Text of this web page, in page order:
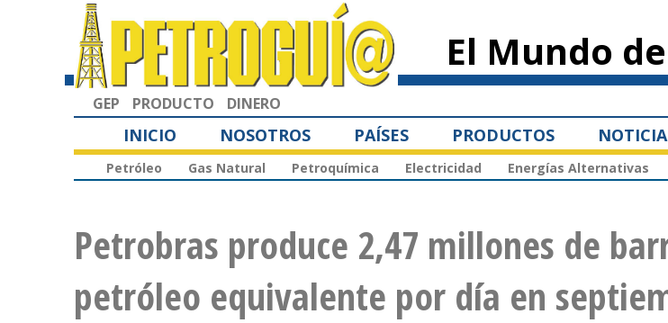
principal
El Mundo
GEP PRODUCTO DINERO
INICIO NOSOTROS PAÍSES PRODUCTOS
Petróleo Gas Natural Petroquímica Electricidad Energías Alternativas
Petrobras produce 2,47 millones de
petróleo equivalente por día en